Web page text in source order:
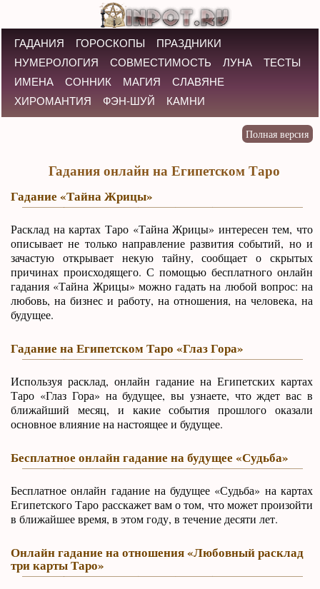
ГАДАНИЯ ГОРОСКОПЫ
ПРАЗДНИКИ
НУМЕРОЛОГИЯ
СОВМЕСТИМОСТЬ ЛУНА
ТЕСТЫ
ИМЕНА
СОННИК МАГИЯ
СЛАВЯНЕ
ХИРОМАНТИЯ
ФЭН-ШУЙ КАМНИ
Гадания онлайн на Египетском Таро
Гадание «Тайна Жрицы»
Расклад на картах Таро «Тайна Жрицы» интересен тем, что
описывает не только направление развития событий, но и
зачастую открывает некую тайну, сообщает о скрытых
причинах происходящего. С помощью бесплатного онлайн
гадания «Тайна Жрицы» можно гадать на любой вопрос: на
любовь, на бизнес и работу, на отношения, на человека, на
будущее.
Гадание на Египетском Таро «Глаз Гора»
Используя расклад, онлайн гадание на Египетских картах
Таро «Глаз Гора» на будущее, вы узнаете, что ждет вас в
ближайший месяц, и какие события прошлого оказали
основное влияние на настоящее и будущее.
Бесплатное онлайн гадание на будущее «Судьба»
Бесплатное онлайн гадание на будущее «Судьба» на картах
Египетского Таро расскажет вам о том, что может произойти
в ближайшее время, в этом году, в течение десяти лет.
Онлайн гадание на отношения «Любовный расклад
три карты Таро»